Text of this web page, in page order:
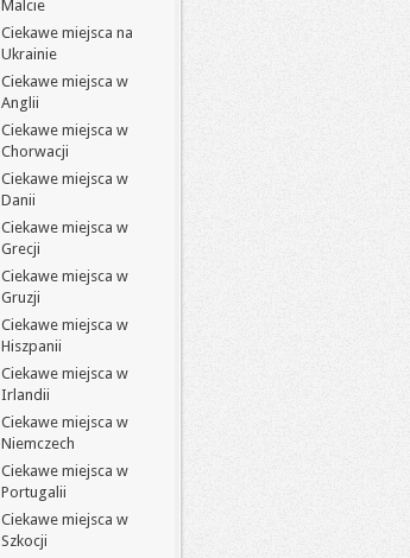
Malcie
Ciekawe miejsca na
Ukrainie
Ciekawe miejsca w
Anglii
Ciekawe miejsca w
Chorwacji
Ciekawe miejsca w
Danii
Ciekawe miejsca w
Grecji
Ciekawe miejsca w
Gruzji
Ciekawe miejsca w
Hiszpanii
Ciekawe miejsca w
Irlandii
Ciekawe miejsca w
Niemczech
Ciekawe miejsca w
Portugalii
Ciekawe miejsca w
Szkocji